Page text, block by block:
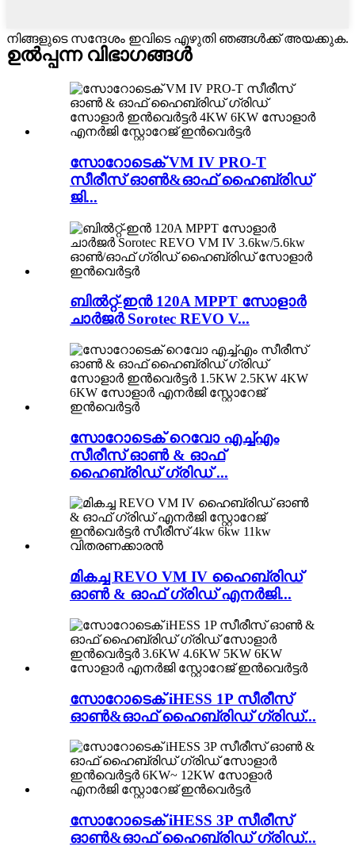
നിങ്ങളുടെ സന്ദേശം ഇവിടെ എഴുതി ഞങ്ങൾക്ക് അയക്കുക.
ഉൽപ്പന്ന വിഭാഗങ്ങൾ
സോറോടെക് VM IV PRO-T
സീരീസ് ഓൺ&ഓഫ് ഹൈബ്രിഡ്
ജി...
ബിൽറ്റ്-ഇൻ 120A MPPT സോളാർ
ചാർജർ Sorotec REVO V...
സോറോടെക് റെവോ എച്ച്എം
സീരീസ് ഓൺ & ഓഫ്
ഹൈബ്രിഡ് ഗ്രിഡ് ...
മികച്ച REVO VM IV ഹൈബ്രിഡ്
ഓൺ & ഓഫ് ഗ്രിഡ് എനർജി...
സോറോടെക് iHESS 1P സീരീസ്
ഓൺ&ഓഫ് ഹൈബ്രിഡ് ഗ്രിഡ്...
സോറോടെക് iHESS 3P സീരീസ്
ഓൺ&ഓഫ് ഹൈബ്രിഡ് ഗ്രിഡ്...